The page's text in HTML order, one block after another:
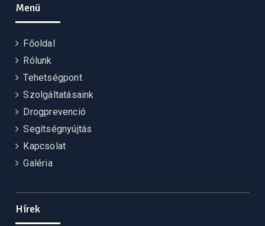
Menü
Főoldal
Rólunk
Tehetségpont
Szolgáltatásaink
Drogprevenció
Segítségnyújtás
Kapcsolat
Galéria
Hírek